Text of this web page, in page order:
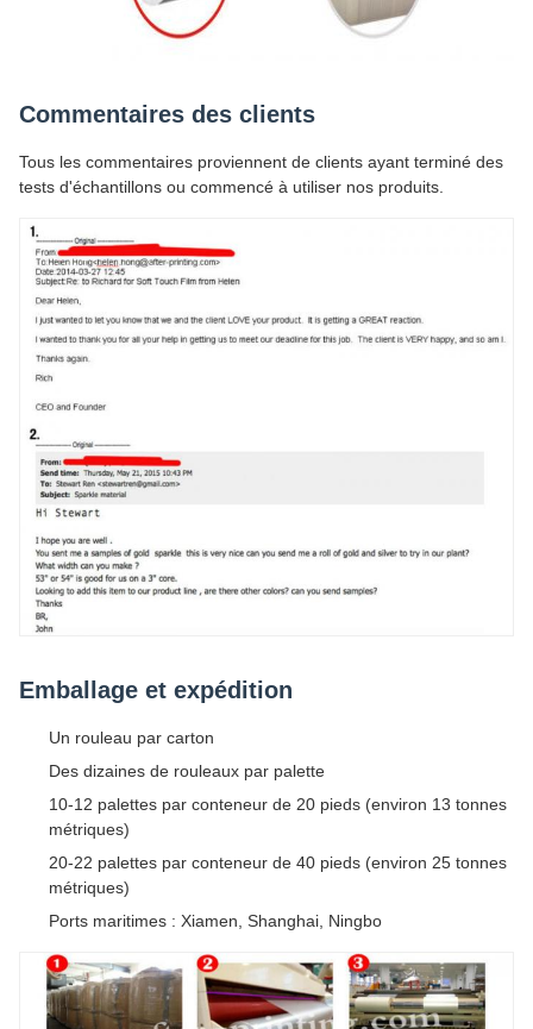
Commentaires des clients
Tous les commentaires proviennent de clients ayant terminé des
tests d'échantillons ou commencé à utiliser nos produits.
Emballage et expédition
Un rouleau par carton
Des dizaines de rouleaux par palette
10-12 palettes par conteneur de 20 pieds (environ 13 tonnes
métriques)
20-22 palettes par conteneur de 40 pieds (environ 25 tonnes
métriques)
Ports maritimes : Xiamen, Shanghai, Ningbo